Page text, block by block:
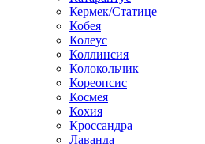
Кермек/Статице
Кобея
Колеус
Коллинсия
Колокольчик
Кореопсис
Космея
Кохия
Кроссандра
Лаванда